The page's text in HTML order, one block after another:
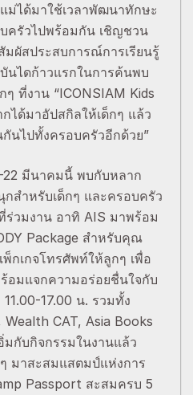
ได้มาใช้เวลาพัฒนาทักษะ
ครัวไปพร้อมกัน เชิญชวน
สประสบการณ์การเรียนรู้
นไดก้าวแรกในการค้นพบ
ที่งาน “ICONSIAM Kids
ได้มาอัปสกิลให้เด็กๆ แล้ว
นไปทั้งครอบครัวอีกด้วย”
22 มีนาคมนี้ พบกับหลาก
สำหรับเด็กๆ และครอบครัว
วมงาน อาทิ AIS มาพร้อม
Package สำหรับคุณ
เกจโทรศัพท์ให้ลูกๆ เพื่อ
อมแจกความอร่อยชื่นใจกับ
17.00 น. รวมทั้ง
CAT, Asia Books
กับกิจกรรมในงานแล้ว
มาสะสมแสตมป์แห่งการ
Passport สะสมครบ 5